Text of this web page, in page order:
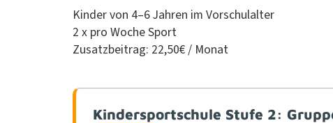
Kinder von 4–6 Jahren im Vorschu­lal­ter
2 x pro Woche Sport
Zusatzbeitrag: 22,50€ / Monat
Kindersportschule Stufe 2: